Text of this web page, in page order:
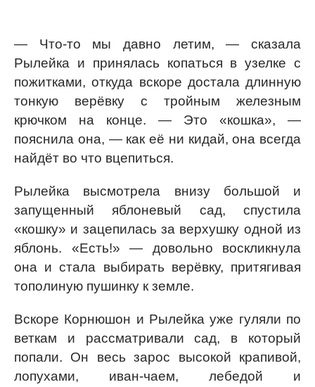
— Что-то мы давно летим, — сказала
Рылейка и принялась копаться в узелке с
пожитками, откуда вскоре достала длинную
тонкую верёвку с тройным железным
крючком на конце. — Это «кошка», —
пояснила она, — как её ни кидай, она всегда
найдёт во что вцепиться.
Рылейка высмотрела внизу большой и
запущенный яблоневый сад, спустила
«кошку» и зацепилась за верхушку одной из
яблонь. «Есть!» — довольно воскликнула
она и стала выбирать верёвку, притягивая
тополиную пушинку к земле.
Вскоре Корнюшон и Рылейка уже гуляли по
веткам и рассматривали сад, в который
попали. Он весь зарос высокой крапивой,
лопухами, иван-чаем, лебедой и